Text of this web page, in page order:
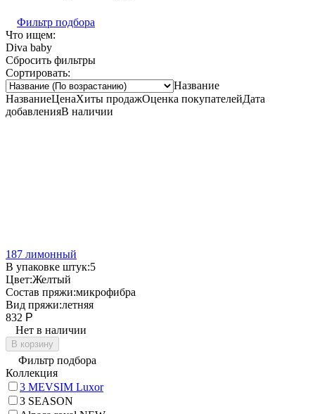
Фильтр подбора
Что ищем:
Diva baby
Сбросить фильтры
Сортировать:
Название
НазваниеЦенаХиты продажОценка покупателейДата
добавленияВ наличии
187 лимонный
В упаковке штук:5
Цвет:Желтый
Состав пряжи:микрофибра
Вид пряжи:летняя
832 Р
Нет в наличии
В корзину
Фильтр подбора
Коллекция
3 MEVSIM Luxor
3 SEASON